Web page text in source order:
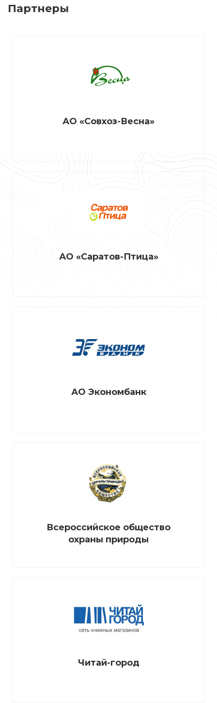
Партнеры
АО «Совхоз-Весна»
АО «Саратов-Птица»
АО Экономбанк
Всероссийское общество
охраны природы
Читай-город